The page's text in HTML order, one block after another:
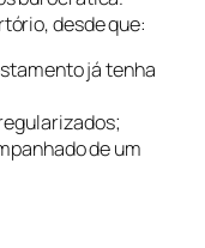
desde que:
já tenha
de um